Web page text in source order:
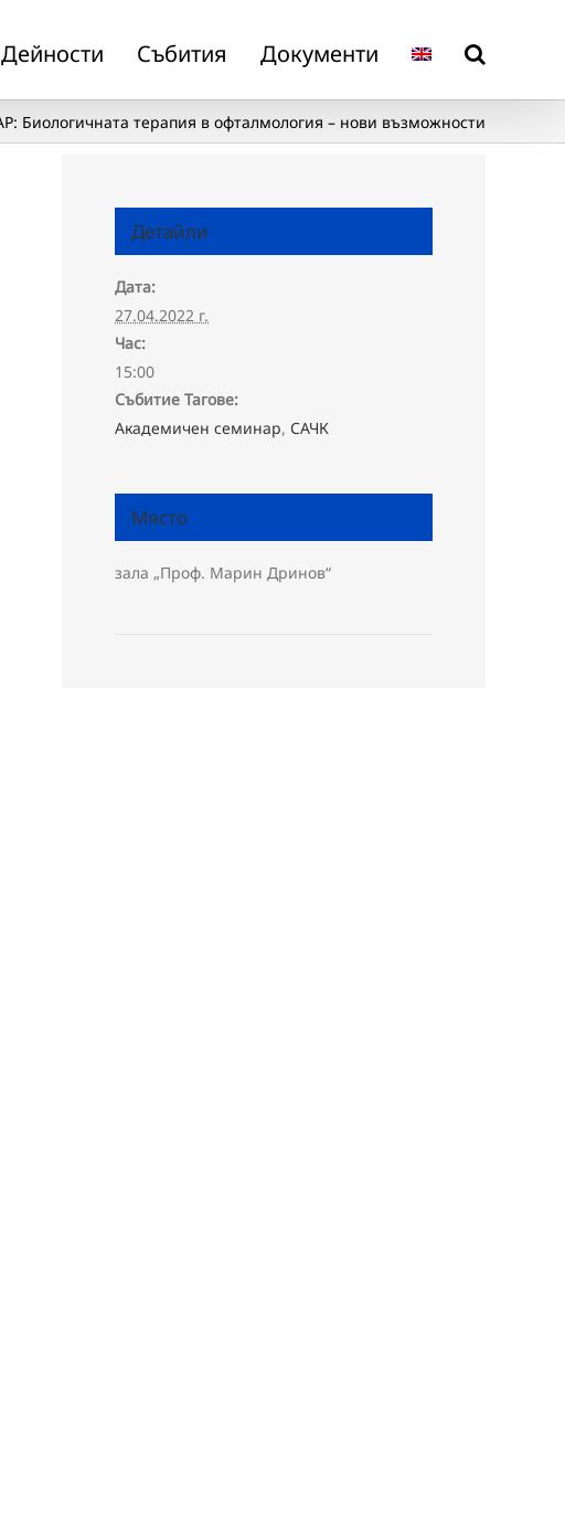
Дейности Събития Документи
терапия в офталмология – нови възможности
Детайли
Дата:
27.04.2022 г.
Час:
15:00
Събитие Тагове:
Академичен семинар, САЧК
Място
зала „Проф. Марин Дринов“